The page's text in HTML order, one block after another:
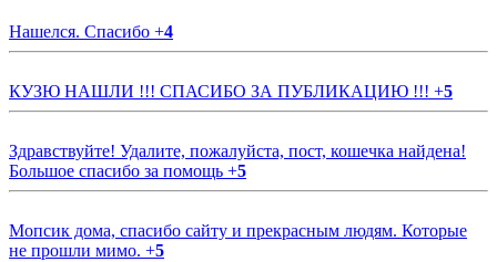
Нашелся. Спасибо +4
КУЗЮ НАШЛИ !!! СПАСИБО ЗА ПУБЛИКАЦИЮ !!! +5
Здравствуйте! Удалите, пожалуйста, пост, кошечка найдена!
Большое спасибо за помощь +5
Мопсик дома, спасибо сайту и прекрасным людям. Которые
не прошли мимо. +5